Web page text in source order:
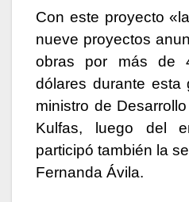
Con este proyecto
nueve proyectos
obras por más de
dólares durante esta
ministro de
Kulfas, luego del
participó también la
Fernanda Ávila.